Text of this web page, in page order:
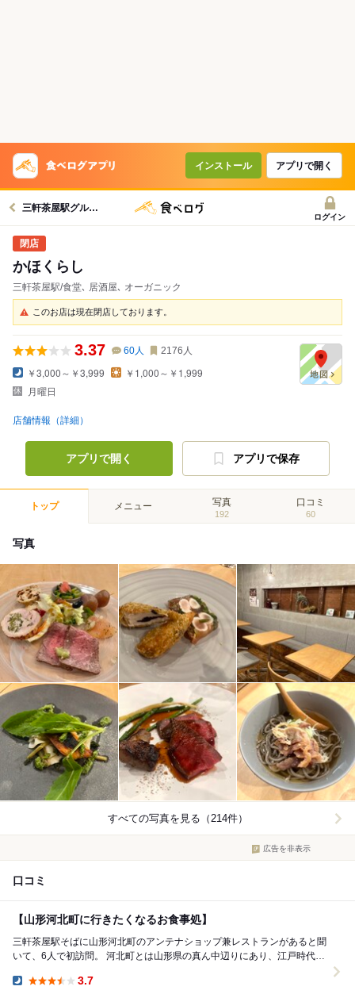
インストール アプリで開く
三軒茶屋駅グルメへ
ログイン
かほくらし
三軒茶屋駅/食堂､ 居酒屋､ オーガニック
このお店は現在閉店しております。
3.37 60人 2176 人
￥3,000～￥3,999
￥1,000～￥1,999
月曜日
店舗情報（詳細）
アプリで開く アプリで保存
トップ メニュー 写真
192
口コミ
60
写真
すべての写真を見る（214件）
広告を非表示
口コミ
【山形河北町に行きたくなるお食事処】
三軒茶屋駅そばに山形河北町のアンテナショップ兼レストランがあると聞
いて、6人で初訪問。 河北町とは山形県の真ん中辺りにあり、江戸時代か
3.7